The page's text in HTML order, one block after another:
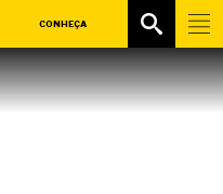
CONHEÇA